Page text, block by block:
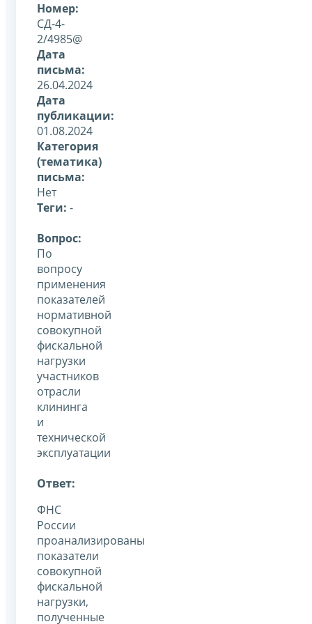
Номер:
СД-4-
2/4985@
Дата
письма:
26.04.2024
Дата
публикации:
01.08.2024
Категория
(тематика)
письма:
Нет
Теги: -
Вопрос:
По
вопросу
применения
показателей
нормативной
совокупной
фискальной
нагрузки
участников
отрасли
клининга
и
технической
эксплуатации
Ответ:
ФНС
России
проанализированы
показатели
совокупной
фискальной
нагрузки,
полученные